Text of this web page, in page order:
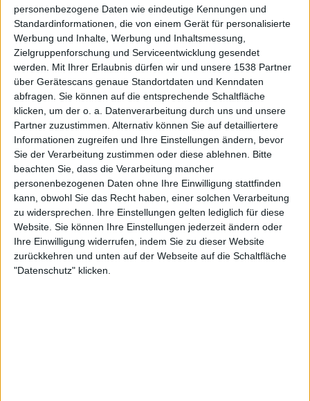
personenbezogene Daten wie eindeutige Kennungen und
Standardinformationen, die von einem Gerät für personalisierte
Werbung und Inhalte, Werbung und Inhaltsmessung,
Zielgruppenforschung und Serviceentwicklung gesendet
werden.
Mit Ihrer Erlaubnis dürfen wir und unsere 1538 Partner
über Gerätescans genaue Standortdaten und Kenndaten
abfragen. Sie können auf die entsprechende Schaltfläche
klicken, um der o. a. Datenverarbeitung durch uns und unsere
Partner zuzustimmen. Alternativ können Sie auf detailliertere
Informationen zugreifen und Ihre Einstellungen ändern, bevor
Sie der Verarbeitung zustimmen oder diese ablehnen.
Bitte
beachten Sie, dass die Verarbeitung mancher
personenbezogenen Daten ohne Ihre Einwilligung stattfinden
kann, obwohl Sie das Recht haben, einer solchen Verarbeitung
zu widersprechen. Ihre Einstellungen gelten lediglich für diese
Website. Sie können Ihre Einstellungen jederzeit ändern oder
Ihre Einwilligung widerrufen, indem Sie zu dieser Website
zurückkehren und unten auf der Webseite auf die Schaltfläche
"Datenschutz" klicken.
aber nicht so sehr ins Gewicht wie beim Original von 1998.
Lieder wie das (verhältnismäßig) direkte und treibende
„Bite The Pain“, das im eingängigen Refrain
kulminierende „Spirit Crusher“, das akustische und
elektrische Gitarren verschmelzende Instrumental „Voice
Of The Soul“ oder das besonders komplexe „Flesh And
The Power It Holds“ formen ein sich nach und nach
öffnendes Album voller virtuoser Riffs und furioser
Breaks. Eine Bewertung des Werks ist aber wie immer eine
Sache der persönlichen Präferenzen: Death-Metal-
Puristen werden sowieso die roheren, weniger komplexen
DEATH-Frühwerke à la „Leprosy“ vorziehen, andere sind
der Ansicht, dass DEATH zu „Human“-Zeiten mit Steve
DiGiorgio, Paul Masvidal und Sean Reinert ihr bestes
Line-up besessen und ihren Zenit zwischen tödlichem
Vortag und der Morgenröte einer progressiven Zukunft
erreicht hatten, wieder andere hingegen sind von den